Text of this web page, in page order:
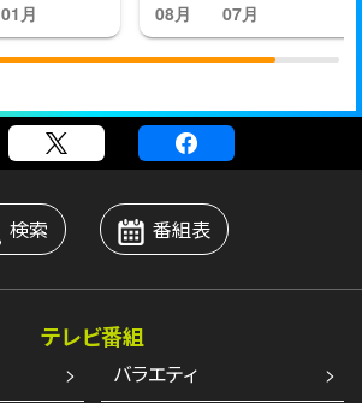
01月
08月
07月
検索 番組表
テレビ番組
バラエティ